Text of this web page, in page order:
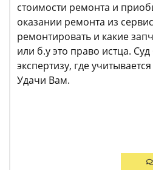
стоимости ремонта и
оказании ремонта из
ремонтировать и какие
или б.у это право истца.
экспертизу, где
Удачи Вам.